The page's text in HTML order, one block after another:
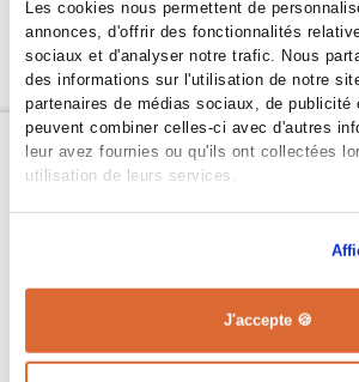
Les cookies nous permettent de
annonces, d'offrir des fonctionnalités
sociaux et d'analyser notre trafic. Nous
des informations sur l'utilisation de notre
partenaires de médias sociaux, de publicité
peuvent combiner celles-ci avec d'autres
leur avez fournies ou qu'ils ont collectées
utilisation de leurs services.
J'accepte 🍪
ENVOYER
POURQUOIFAIRE
À MAISONS CPR
+ de2500